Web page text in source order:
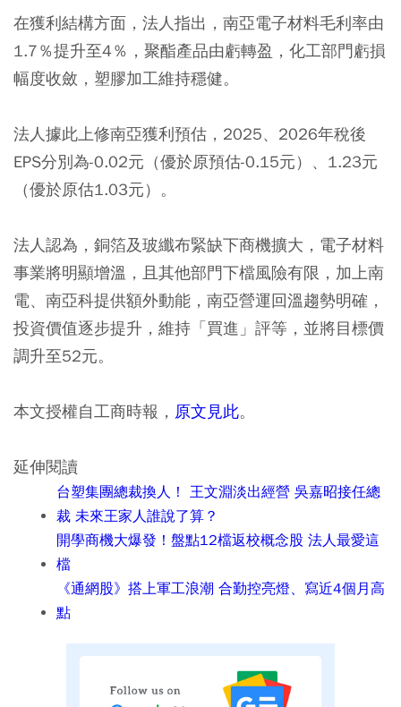
在獲利結構方面，法人指出，南亞電子材料毛利率由
1.7％提升至4％，聚酯產品由虧轉盈，化工部門虧損
幅度收斂，塑膠加工維持穩健。
法人據此上修南亞獲利預估，2025、2026年稅後
EPS分別為-0.02元（優於原預估-0.15元）、1.23元
（優於原估1.03元）。
法人認為，銅箔及玻纖布緊缺下商機擴大，電子材料
事業將明顯增溫，且其他部門下檔風險有限，加上南
電、南亞科提供額外動能，南亞營運回溫趨勢明確，
投資價值逐步提升，維持「買進」評等，並將目標價
調升至52元。
本文授權自工商時報， 原文見此。
延伸閱讀
台塑集團總裁換人！ 王文淵淡出經營 吳嘉昭接任總
裁 未來王家人誰說了算？
開學商機大爆發！盤點12檔返校概念股 法人最愛這
檔
《通網股》搭上軍工浪潮 合勤控亮燈、寫近4個月高
點